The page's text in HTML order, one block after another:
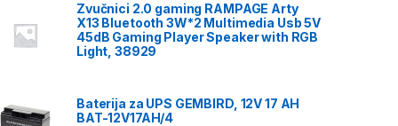
Zvučnici 2.0 gaming RAMPAGE Arty
X13 Bluetooth 3W*2 Multimedia Usb 5V
45dB Gaming Player Speaker with RGB
Light, 38929
Baterija za UPS GEMBIRD, 12V 17 AH
BAT-12V17AH/4